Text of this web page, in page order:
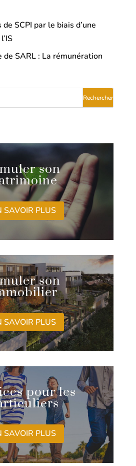
SCPI par le biais d’une
SARL : La rémunération
son
SAVOIR PLUS
son
SAVOIR PLUS
pour les
SAVOIR PLUS